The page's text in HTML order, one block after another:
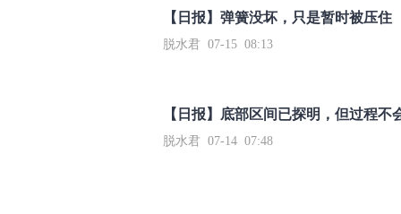
【日报】弹簧没坏，只是暂时被压住
脱水君 07-15 08:13
【日报】底部区间已探明，但过程不
脱水君 07-14 07:48